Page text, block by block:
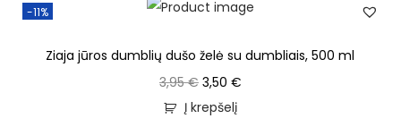
-11%
Ziaja jūros dumblių dušo želė su dumbliais, 500 ml
3,95€ 3,50 €
Į krepšelį